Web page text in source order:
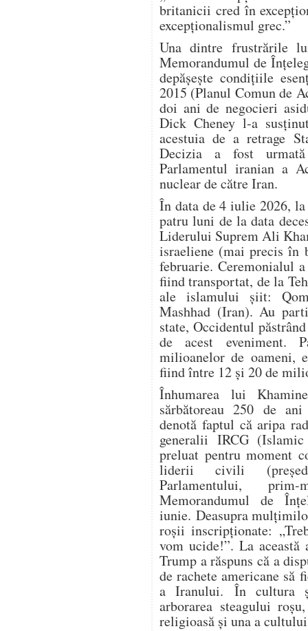
britanicii cred în
excepționalismul grec.”
Una dintre frustrările
Memorandumul de
depășește condițiile
2015 (Planul Comun de
doi ani de negocieri
Dick Cheney l-a
acestuia de a retrage
Decizia a fost
Parlamentul iranian a
nuclear de către Iran.
În data de 4 iulie 2026,
patru luni de la data
Liderului Suprem Ali
israeliene (mai precis în
februarie. Ceremonialul
fiind transportat, de la
ale islamului șiit:
Mashhad (Iran). Au
state, Occidentul
de acest eveniment.
milioanelor de oameni,
fiind între 12 și 20 de
Înhumarea lui
sărbătoreau 250 de
denotă faptul că aripa
generalii IRCG
preluat pentru moment
liderii civili
Parlamentului,
Memorandumul de
iunie. Deasupra
roșii inscripționate:
vom ucide!”. La această
Trump a răspuns că a
de rachete americane să
a Iranului. În cultura
arborarea steagului
religioasă și una a